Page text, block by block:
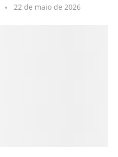
22 de maio de 2026